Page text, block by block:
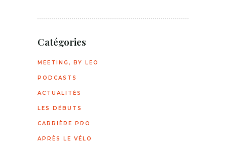
Catégories
MEETING, BY LEO
PODCASTS
ACTUALITÉS
LES DÉBUTS
CARRIÈRE PRO
APRÈS LE VÉLO